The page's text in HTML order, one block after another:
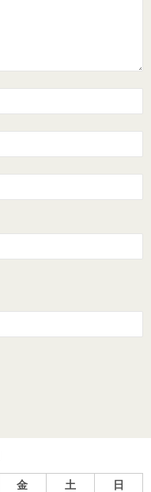
金 土
日